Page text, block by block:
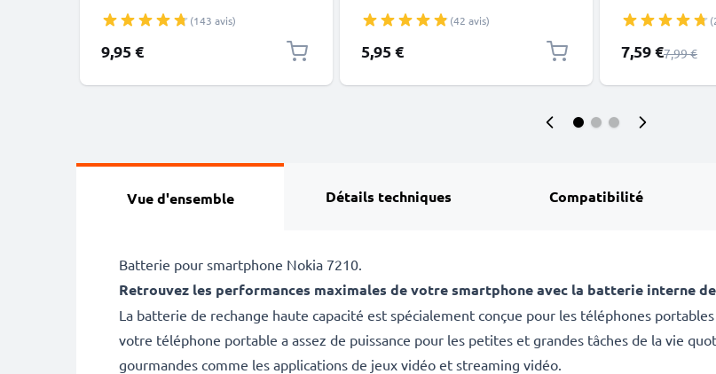
8210, 8310, 8810, 8850 -
Alimentation 0.5A / 500mA
smartphone, Cordon / Câble de
(143 avis)
9,95 €
8910i / 9110 - 1.5m 5V 0.5A / 500mA
(42 avis)
5,95 €
E71, N73, N70,
0.5A / 500mA
Câble de Charge
Prix spécial
7,59 €Prix
7,99 €
Vue d'ensemble Détails techniques Compatibilité
Batterie pour smartphone Nokia 7210.
Retrouvez les performances maximales de votre smartphone avec la batterie interne
La batterie de rechange haute capacité est spécialement conçue pour les téléphones
votre téléphone portable a assez de puissance pour les petites et grandes tâches de la vie
gourmandes comme les applications de jeux vidéo et streaming vidéo.